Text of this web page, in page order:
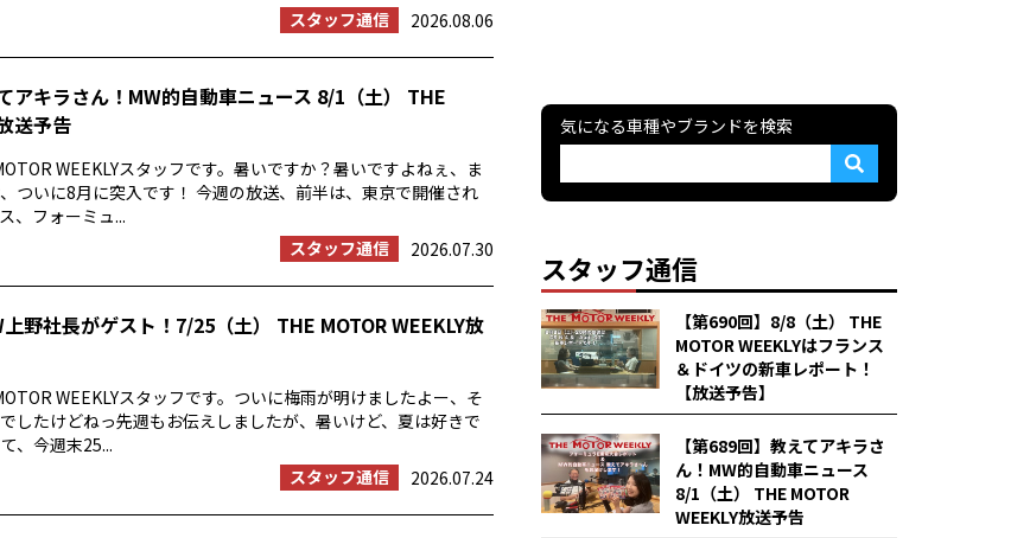
スタッフ通信
2026.08.06
アキラさん！MW的自動車ニュース 8/1（土） THE
送予告
WEEKLYスタッフです。暑いですか？暑いですよねぇ、ま
ついに8月に突入です！ 今週の放送、前半は、東京で開催され
、フォーミュ...
スタッフ通信
2026.07.30
上野社長がゲスト！7/25（土） THE MOTOR WEEKLY放
WEEKLYスタッフです。ついに梅雨が明けましたよー、そ
したけどねっ先週もお伝えしましたが、暑いけど、夏は好きで
、今週末25...
スタッフ通信
2026.07.24
気になる車種やブランドを検索
スタッフ通信
【第690回】8/8（土） THE
MOTOR WEEKLYはフランス
＆ドイツの新車レポート！
【放送予告】
【第689回】教えてアキラさ
ん！MW的自動車ニュース
8/1（土） THE MOTOR
WEEKLY放送予告